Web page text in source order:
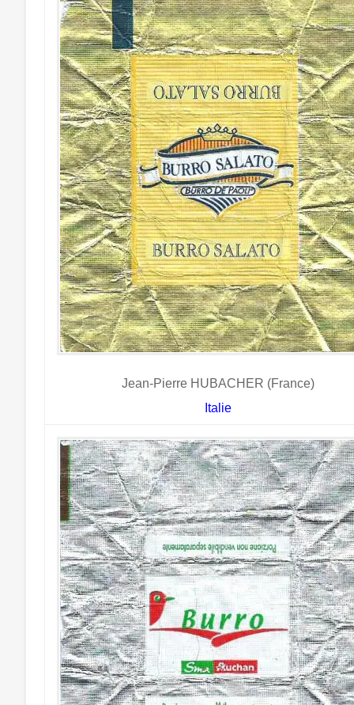
Jean-Pierre HUBACHER (France)
Italie